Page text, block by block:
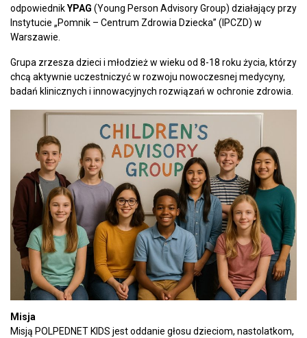
odpowiednikYPAG (Young Person Advisory Group) działający przy
Instytucie „Pomnik – Centrum Zdrowia Dziecka” (IPCZD) w
Warszawie.
Grupa zrzesza dzieci i młodzież w wieku od 8-18 roku życia, którzy
chcą aktywnie uczestniczyć w rozwoju nowoczesnej medycyny,
badań klinicznych i innowacyjnych rozwiązań w ochronie zdrowia.
Misja
Misją POLPEDNET KIDS jest oddanie głosu dzieciom, nastolatkom,